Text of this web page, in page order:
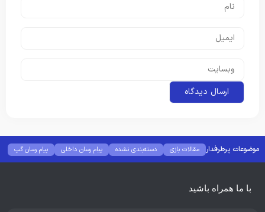
موضوعات پرطرفدار مقالات بازی دسته‌بندی نشده پیام رسان داخلی
پیام رسان گپ
بهترین گجت ها
هوش مصنوعی رفع خطا و ارور
با ما همراه باشید